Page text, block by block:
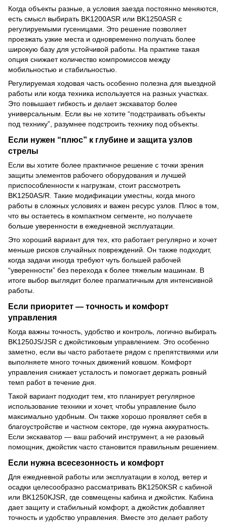
Когда объекты разные, а условия заезда постоянно меняются,
есть смысл выбирать BK1200ASR или BK1250ASR с
регулируемыми гусеницами. Это решение позволяет
проезжать узкие места и одновременно получать более
широкую базу для устойчивой работы. На практике такая
опция снижает количество компромиссов между
мобильностью и стабильностью.
Регулируемая ходовая часть особенно полезна для выездной
работы или когда техника используется на разных участках.
Это повышает гибкость и делает экскаватор более
универсальным. Если вы не хотите “подстраивать объекты
под технику”, разумнее подстроить технику под объекты.
Если нужен “плюс” к глубине и защита узлов
стрелы
Если вы хотите более практичное решение с точки зрения
защиты элементов рабочего оборудования и лучшей
приспособленности к нагрузкам, стоит рассмотреть
BK1250AS/R. Такие модификации уместны, когда много
работы в сложных условиях и важен ресурс узлов. Плюс в том,
что вы остаетесь в компактном сегменте, но получаете
больше уверенности в ежедневной эксплуатации.
Это хороший вариант для тех, кто работает регулярно и хочет
меньше рисков случайных повреждений. Он также подходит,
когда задачи иногда требуют чуть большей рабочей
“уверенности” без перехода к более тяжелым машинам. В
итоге выбор выглядит более прагматичным для интенсивной
работы.
Если приоритет — точность и комфорт
управления
Когда важны точность, удобство и контроль, логично выбирать
BK1250JS/JSR с джойстиковым управлением. Это особенно
заметно, если вы часто работаете рядом с препятствиями или
выполняете много точных движений ковшом. Комфорт
управления снижает усталость и помогает держать ровный
темп работ в течение дня.
Такой вариант подходит тем, кто планирует регулярное
использование техники и хочет, чтобы управление было
максимально удобным. Он также хорошо проявляет себя в
благоустройстве и частном секторе, где нужна аккуратность.
Если экскаватор — ваш рабочий инструмент, а не разовый
помощник, джойстик часто становится правильным решением.
Если нужна всесезонность и комфорт
Для ежедневной работы или эксплуатации в холод, ветер и
осадки целесообразно рассматривать BK1250KSR с кабиной
или BK1250KJSR, где совмещены кабина и джойстик. Кабина
дает защиту и стабильный комфорт, а джойстик добавляет
точность и удобство управления. Вместе это делает работу